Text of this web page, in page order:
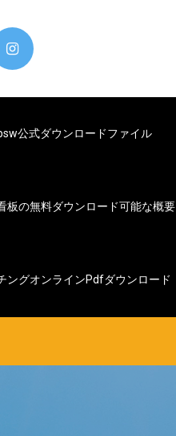
公式ダウンロードファイル
板の無料ダウンロード可能な概要
ングオンラインpdfダウンロード